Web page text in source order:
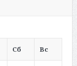
Сб Вс